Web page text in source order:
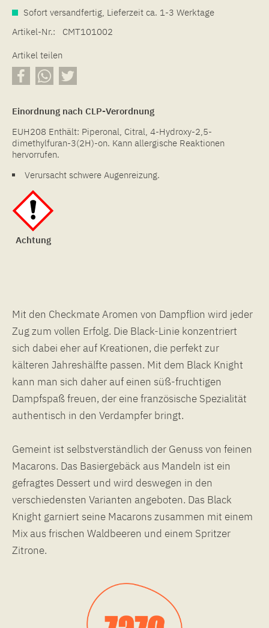
Sofort versandfertig, Lieferzeit ca. 1-3 Werktage
Artikel-Nr.:
CMT101002
Artikel teilen
Einordnung nach CLP-Verordnung
EUH208 Enthält: Piperonal, Citral, 4-Hydroxy-2,5-
dimethylfuran-3(2H)-on. Kann allergische Reaktionen
hervorrufen.
Verursacht schwere Augenreizung.
Achtung
Mit den Checkmate Aromen von Dampflion wird jeder
Zug zum vollen Erfolg. Die Black-Linie konzentriert
sich dabei eher auf Kreationen, die perfekt zur
kälteren Jahreshälfte passen. Mit dem Black Knight
kann man sich daher auf einen süß-fruchtigen
Dampfspaß freuen, der eine französische Spezialität
authentisch in den Verdampfer bringt.
Gemeint ist selbstverständlich der Genuss von feinen
Macarons. Das Basiergebäck aus Mandeln ist ein
gefragtes Dessert und wird deswegen in den
verschiedensten Varianten angeboten. Das Black
Knight garniert seine Macarons zusammen mit einem
Mix aus frischen Waldbeeren und einem Spritzer
Zitrone.